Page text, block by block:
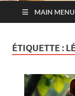
MAIN MENU
ÉTIQUETTE :